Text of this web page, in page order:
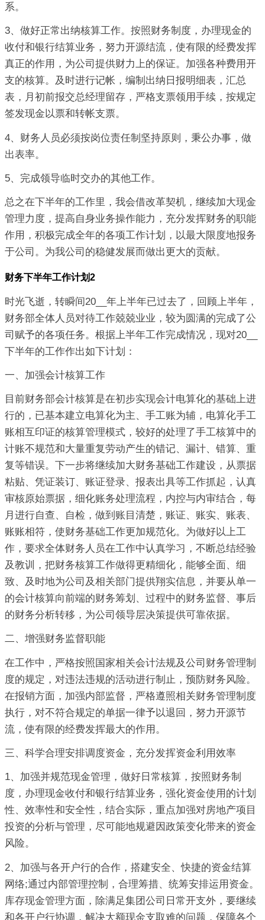
系。
3、做好正常出纳核算工作。按照财务制度，办理现金的
收付和银行结算业务，努力开源结流，使有限的经费发挥
真正的作用，为公司提供财力上的保证。加强各种费用开
支的核算。及时进行记帐，编制出纳日报明细表，汇总
表，月初前报交总经理留存，严格支票领用手续，按规定
签发现金以票和转帐支票。
4、财务人员必须按岗位责任制坚持原则，秉公办事，做
出表率。
5、完成领导临时交办的其他工作。
总之在下半年的工作里，我会借改革契机，继续加大现金
管理力度，提高自身业务操作能力，充分发挥财务的职能
作用，积极完成全年的各项工作计划，以最大限度地报务
于公司。为我公司的稳健发展而做出更大的贡献。
财务下半年工作计划2
时光飞逝，转瞬间20__年上半年已过去了，回顾上半年，
财务部全体人员对待工作兢兢业业，较为圆满的完成了公
司赋予的各项任务。根据上半年工作完成情况，现对20__
下半年的工作作出如下计划：
一、加强会计核算工作
目前财务部会计核算是在初步实现会计电算化的基础上进
行的，已基本建立电算化为主、手工账为辅，电算化手工
账相互印证的核算管理模式，较好的处理了手工核算中的
计账不规范和大量重复劳动产生的错记、漏计、错算、重
复等错误。下一步将继续加大财务基础工作建设，从票据
粘贴、凭证装订、账证登录、报表出具等工作抓起，认真
审核原始票据，细化账务处理流程，内控与内审结合，每
月进行自查、自检，做到账目清楚，账证、账实、账表、
账账相符，使财务基础工作更加规范化。为做好以上工
作，要求全体财务人员在工作中认真学习，不断总结经验
及教训，把财务核算工作做得更精细化，能够全面、细
致、及时地为公司及相关部门提供翔实信息，并要从单一
的会计核算向前端的财务筹划、过程中的财务监督、事后
的财务分析转移，为公司领导层决策提供可靠依据。
二、增强财务监督职能
在工作中，严格按照国家相关会计法规及公司财务管理制
度的规定，对违法违规的活动进行制止，预防财务风险。
在报销方面，加强内部监督，严格遵照相关财务管理制度
执行，对不符合规定的单据一律予以退回，努力开源节
流，使有限的经费发挥最大的作用。
三、科学合理安排调度资金，充分发挥资金利用效率
1、加强并规范现金管理，做好日常核算，按照财务制
度，办理现金收付和银行结算业务，强化资金使用的计划
性、效率性和安全性，结合实际，重点加强对房地产项目
投资的分析与管理，尽可能地规避因政策变化带来的资金
风险。
2、加强与各开户行的合作，搭建安全、快捷的资金结算
网络;通过内部管理控制，合理筹措、统筹安排运用资金。
库存现金管理方面，除满足集团公司日常开支外，要继续
和各开户行协调，解决大额现金支取难的问题，保障各个